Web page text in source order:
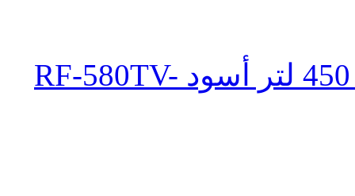
ثلاجة تورنيدو انفرتر نوفروست 450 لتر أسود RF-580TV-